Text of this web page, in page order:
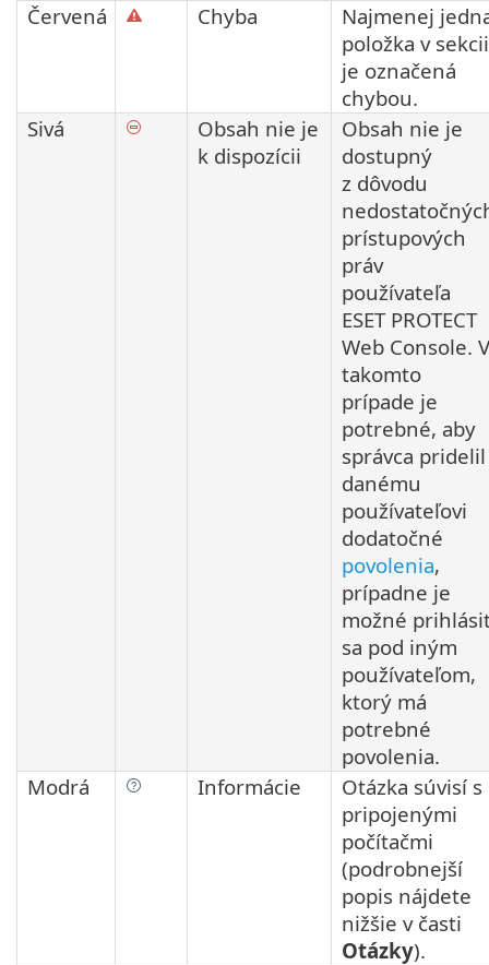
Červená
Chyba
Najmenej
položka v sekcii
je označená
chybou.
Sivá
Obsah nie je
k dispozícii
Obsah nie je
dostupný
z dôvodu
prístupových
práv
používateľa
ESET PROTECT
Web Console. V
takomto
prípade je
potrebné, aby
správca pridelil
danému
používateľovi
dodatočné
povolenia,
prípadne je
možné
sa pod iným
používateľom,
ktorý má
potrebné
povolenia.
Modrá
Informácie
Otázka súvisí s
pripojenými
počítačmi
(podrobnejší
popis nájdete
nižšie v časti
Otázky).